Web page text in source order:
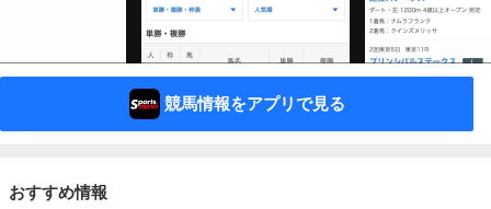
競馬情報をアプリで見る
おすすめ情報